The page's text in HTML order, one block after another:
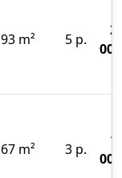
93 m² 5 p.
67 m² 3 p.